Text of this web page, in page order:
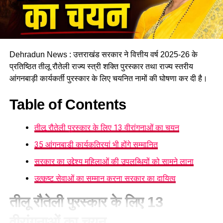
के बजाय परिवार जैसा वातावरण मिल सके।
16 घरों में मिलेगा परिवार जैसा माहौल
प्रस्तावित आलंबन गांव में कॉटेज और छोटे घर विकसित किए जाएंगे। यहां
एक परिवार की तर्ज पर लोगों को रखा जाएगा। योजना के मुताबिक, एक
यूनिट में करीब दो महिलाएं, चार बच्चे और एक किशोरी को शामिल किया
महिलाओं और बच्चों को रोजमर्रा के जीवन में ज्यादा स्वतंत्रता और जिम्मेदारी
का अनुभव हो सके। प्रस्तावित परिसर में कुल 16 घर विकसित किए
Dehradun News : उत्तराखंड सरकार ने वित्तीय वर्ष 2025-26 के
प्रतिष्ठित तीलू रौतेली राज्य स्त्री शक्ति पुरस्कार तथा राज्य स्तरीय
आंगनबाड़ी कार्यकर्ती पुरस्कार के लिए चयनित नामों की घोषणा कर दी है।
Table of Contents
तीलू रौतेली पुरस्कार के लिए 13 वीरांगनाओं का चयन
35 आंगनबाड़ी कार्यकत्रियां भी होंगे सम्मानित
सरकार का उद्देश्य महिलाओं की उपलब्धियों को सामने लाना
उत्कृष्ट सेवाओं का सम्मान करना सरकार का दायित्व
तीलू रौतेली पुरस्कार के लिए 13